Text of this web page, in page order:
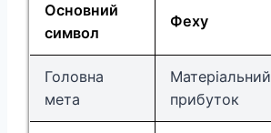
Основний
символ
Феху
Головна
мета
Матеріальний
прибуток